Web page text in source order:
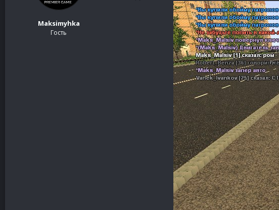
Maksimyhka
Гость